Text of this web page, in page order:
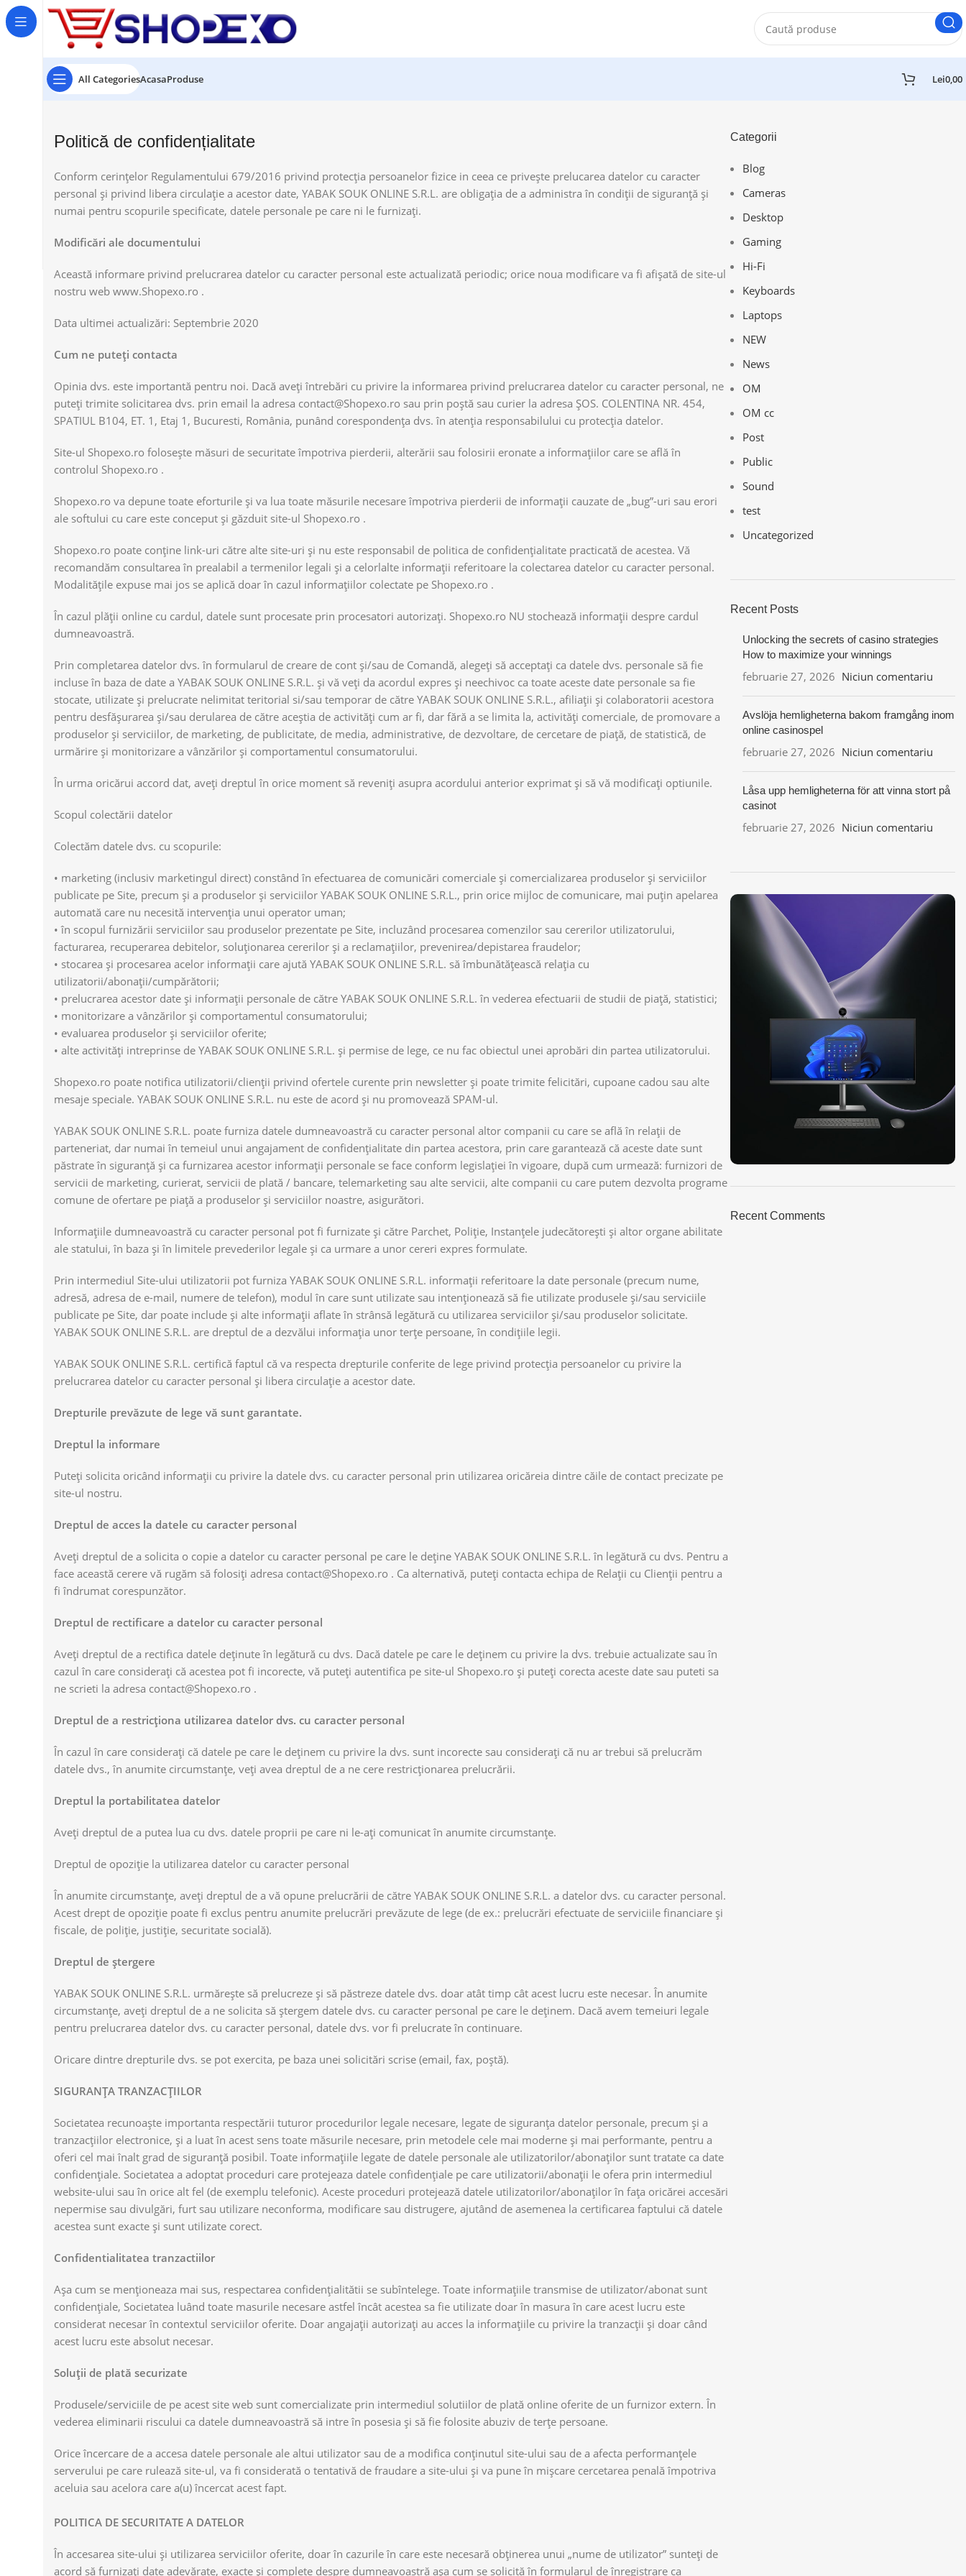
All CategoriesAcasaProduse Lei0,00
Politică de confidențialitate
Conform cerinţelor Regulamentului 679/2016 privind protecția persoanelor fizice in ceea ce privește prelucarea datelor cu caracter
personal și privind libera circulație a acestor date, YABAK SOUK ONLINE S.R.L. are obligaţia de a administra în condiţii de siguranţă şi
numai pentru scopurile specificate, datele personale pe care ni le furnizaţi.
Modificări ale documentului
Această informare privind prelucrarea datelor cu caracter personal este actualizată periodic; orice noua modificare va fi afișată de site-ul
nostru web www.Shopexo.ro .
Data ultimei actualizări: Septembrie 2020
Cum ne puteți contacta
Opinia dvs. este importantă pentru noi. Dacă aveți întrebări cu privire la informarea privind prelucrarea datelor cu caracter personal, ne
puteți trimite solicitarea dvs. prin email la adresa contact@Shopexo.ro sau prin poștă sau curier la adresa ȘOS. COLENTINA NR. 454,
SPATIUL B104, ET. 1, Etaj 1, Bucuresti, România, punând corespondența dvs. în atenția responsabilului cu protecția datelor.
Site-ul Shopexo.ro folosește măsuri de securitate împotriva pierderii, alterării sau folosirii eronate a informațiilor care se află în
controlul Shopexo.ro .
Shopexo.ro va depune toate eforturile și va lua toate măsurile necesare împotriva pierderii de informații cauzate de „bug”-uri sau erori
ale softului cu care este conceput şi găzduit site-ul Shopexo.ro .
Shopexo.ro poate conține link-uri către alte site-uri și nu este responsabil de politica de confidențialitate practicată de acestea. Vă
recomandăm consultarea în prealabil a termenilor legali şi a celorlalte informații referitoare la colectarea datelor cu caracter personal.
Modalitățile expuse mai jos se aplică doar în cazul informațiilor colectate pe Shopexo.ro .
În cazul plății online cu cardul, datele sunt procesate prin procesatori autorizați. Shopexo.ro NU stochează informații despre cardul
dumneavoastră.
Prin completarea datelor dvs. în formularul de creare de cont și/sau de Comandă, alegeți să acceptați ca datele dvs. personale să fie
incluse în baza de date a YABAK SOUK ONLINE S.R.L. şi vă veți da acordul expres şi neechivoc ca toate aceste date personale sa fie
stocate, utilizate şi prelucrate nelimitat teritorial si/sau temporar de către YABAK SOUK ONLINE S.R.L., afiliații şi colaboratorii acestora
pentru desfășurarea și/sau derularea de către aceștia de activități cum ar fi, dar fără a se limita la, activități comerciale, de promovare a
produselor şi serviciilor, de marketing, de publicitate, de media, administrative, de dezvoltare, de cercetare de piață, de statistică, de
urmărire şi monitorizare a vânzărilor şi comportamentul consumatorului.
În urma oricărui accord dat, aveți dreptul în orice moment să reveniți asupra acordului anterior exprimat și să vă modificați optiunile.
Scopul colectării datelor
Colectăm datele dvs. cu scopurile:
• marketing (inclusiv marketingul direct) constând în efectuarea de comunicări comerciale și comercializarea produselor și serviciilor
publicate pe Site, precum și a produselor și serviciilor YABAK SOUK ONLINE S.R.L., prin orice mijloc de comunicare, mai puțin apelarea
automată care nu necesită intervenția unui operator uman;
• în scopul furnizării serviciilor sau produselor prezentate pe Site, incluzând procesarea comenzilor sau cererilor utilizatorului,
facturarea, recuperarea debitelor, soluționarea cererilor și a reclamațiilor, prevenirea/depistarea fraudelor;
• stocarea și procesarea acelor informații care ajută YABAK SOUK ONLINE S.R.L. să îmbunătățească relația cu
utilizatorii/abonații/cumpărătorii;
• prelucrarea acestor date și informații personale de către YABAK SOUK ONLINE S.R.L. în vederea efectuarii de studii de piață, statistici;
• monitorizare a vânzărilor și comportamentul consumatorului;
• evaluarea produselor și serviciilor oferite;
• alte activități intreprinse de YABAK SOUK ONLINE S.R.L. și permise de lege, ce nu fac obiectul unei aprobări din partea utilizatorului.
Shopexo.ro poate notifica utilizatorii/clienții privind ofertele curente prin newsletter şi poate trimite felicitări, cupoane cadou sau alte
mesaje speciale. YABAK SOUK ONLINE S.R.L. nu este de acord şi nu promovează SPAM-ul.
YABAK SOUK ONLINE S.R.L. poate furniza datele dumneavoastră cu caracter personal altor companii cu care se află în relații de
parteneriat, dar numai în temeiul unui angajament de confidențialitate din partea acestora, prin care garantează că aceste date sunt
păstrate în siguranță şi ca furnizarea acestor informații personale se face conform legislației în vigoare, după cum urmează: furnizori de
servicii de marketing, curierat, servicii de plată / bancare, telemarketing sau alte servicii, alte companii cu care putem dezvolta programe
comune de ofertare pe piață a produselor şi serviciilor noastre, asigurători.
Informațiile dumneavoastră cu caracter personal pot fi furnizate şi către Parchet, Poliție, Instanțele judecătorești şi altor organe abilitate
ale statului, în baza şi în limitele prevederilor legale şi ca urmare a unor cereri expres formulate.
Prin intermediul Site-ului utilizatorii pot furniza YABAK SOUK ONLINE S.R.L. informații referitoare la date personale (precum nume,
adresă, adresa de e-mail, numere de telefon), modul în care sunt utilizate sau intenționează să fie utilizate produsele și/sau serviciile
publicate pe Site, dar poate include și alte informații aflate în strânsă legătură cu utilizarea serviciilor și/sau produselor solicitate.
YABAK SOUK ONLINE S.R.L. are dreptul de a dezvălui informația unor terțe persoane, în condițiile legii.
YABAK SOUK ONLINE S.R.L. certifică faptul că va respecta drepturile conferite de lege privind protecția persoanelor cu privire la
prelucrarea datelor cu caracter personal și libera circulație a acestor date.
Drepturile prevăzute de lege vă sunt garantate.
Dreptul la informare
Puteți solicita oricând informații cu privire la datele dvs. cu caracter personal prin utilizarea oricăreia dintre căile de contact precizate pe
site-ul nostru.
Dreptul de acces la datele cu caracter personal
Aveți dreptul de a solicita o copie a datelor cu caracter personal pe care le deține YABAK SOUK ONLINE S.R.L. în legătură cu dvs. Pentru a
face această cerere vă rugăm să folosiți adresa contact@Shopexo.ro . Ca alternativă, puteți contacta echipa de Relații cu Clienții pentru a
fi îndrumat corespunzător.
Dreptul de rectificare a datelor cu caracter personal
Aveți dreptul de a rectifica datele deținute în legătură cu dvs. Dacă datele pe care le deținem cu privire la dvs. trebuie actualizate sau în
cazul în care considerați că acestea pot fi incorecte, vă puteți autentifica pe site-ul Shopexo.ro și puteți corecta aceste date sau puteti sa
ne scrieti la adresa contact@Shopexo.ro .
Dreptul de a restricționa utilizarea datelor dvs. cu caracter personal
În cazul în care considerați că datele pe care le deținem cu privire la dvs. sunt incorecte sau considerați că nu ar trebui să prelucrăm
datele dvs., în anumite circumstanțe, veți avea dreptul de a ne cere restricționarea prelucrării.
Dreptul la portabilitatea datelor
Aveți dreptul de a putea lua cu dvs. datele proprii pe care ni le-ați comunicat în anumite circumstanțe.
Dreptul de opoziție la utilizarea datelor cu caracter personal
În anumite circumstanțe, aveți dreptul de a vă opune prelucrării de către YABAK SOUK ONLINE S.R.L. a datelor dvs. cu caracter personal.
Acest drept de opoziţie poate fi exclus pentru anumite prelucrări prevăzute de lege (de ex.: prelucrări efectuate de serviciile financiare şi
fiscale, de poliţie, justiţie, securitate socială).
Dreptul de ștergere
YABAK SOUK ONLINE S.R.L. urmărește să prelucreze și să păstreze datele dvs. doar atât timp cât acest lucru este necesar. În anumite
circumstanțe, aveți dreptul de a ne solicita să ștergem datele dvs. cu caracter personal pe care le deținem. Dacă avem temeiuri legale
pentru prelucrarea datelor dvs. cu caracter personal, datele dvs. vor fi prelucrate în continuare.
Oricare dintre drepturile dvs. se pot exercita, pe baza unei solicitări scrise (email, fax, poștă).
SIGURANȚA TRANZACȚIILOR
Societatea recunoaște importanta respectării tuturor procedurilor legale necesare, legate de siguranța datelor personale, precum și a
tranzacțiilor electronice, și a luat în acest sens toate măsurile necesare, prin metodele cele mai moderne și mai performante, pentru a
oferi cel mai înalt grad de siguranță posibil. Toate informațiile legate de datele personale ale utilizatorilor/abonaților sunt tratate ca date
confidențiale. Societatea a adoptat proceduri care protejeaza datele confidențiale pe care utilizatorii/abonații le ofera prin intermediul
website-ului sau în orice alt fel (de exemplu telefonic). Aceste proceduri protejează datele utilizatorilor/abonaților în fața oricărei accesări
nepermise sau divulgări, furt sau utilizare neconforma, modificare sau distrugere, ajutând de asemenea la certificarea faptului că datele
acestea sunt exacte și sunt utilizate corect.
Confidentialitatea tranzactiilor
Așa cum se menționeaza mai sus, respectarea confidențialitătii se subîntelege. Toate informațiile transmise de utilizator/abonat sunt
confidențiale, Societatea luând toate masurile necesare astfel încât acestea sa fie utilizate doar în masura în care acest lucru este
considerat necesar în contextul serviciilor oferite. Doar angajații autorizați au acces la informațiile cu privire la tranzacții și doar când
acest lucru este absolut necesar.
Soluții de plată securizate
Produsele/serviciile de pe acest site web sunt comercializate prin intermediul solutiilor de plată online oferite de un furnizor extern. În
vederea eliminarii riscului ca datele dumneavoastră să intre în posesia și să fie folosite abuziv de terțe persoane.
Orice încercare de a accesa datele personale ale altui utilizator sau de a modifica conținutul site-ului sau de a afecta performanțele
serverului pe care rulează site-ul, va fi considerată o tentativă de fraudare a site-ului și va pune în mișcare cercetarea penală împotriva
aceluia sau acelora care a(u) încercat acest fapt.
POLITICA DE SECURITATE A DATELOR
În accesarea site-ului și utilizarea serviciilor oferite, doar în cazurile în care este necesară obținerea unui „nume de utilizator” sunteți de
acord să furnizați date adevărate, exacte și complete despre dumneavoastră așa cum se solicită în formularul de înregistrare ca
Categorii
Blog
Cameras
Desktop
Gaming
Hi-Fi
Keyboards
Laptops
NEW
News
OM
OM cc
Post
Public
Sound
test
Uncategorized
Recent Posts
Unlocking the secrets of casino strategies
How to maximize your winnings
februarie 27, 2026 Niciun comentariu
Avslöja hemligheterna bakom framgång inom
online casinospel
februarie 27, 2026 Niciun comentariu
Låsa upp hemligheterna för att vinna stort på
casinot
februarie 27, 2026 Niciun comentariu
HP Envy 34
Recent Comments